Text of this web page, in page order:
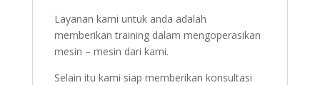
Layanan kami untuk anda adalah
memberikan training dalam mengoperasikan
mesin – mesin dari kami.
Selain itu kami siap memberikan konsultasi